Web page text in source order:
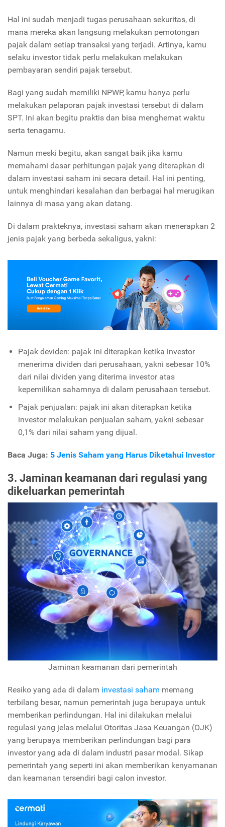
Hal ini sudah menjadi tugas perusahaan sekuritas, di
mana mereka akan langsung melakukan pemotongan
pajak dalam setiap transaksi yang terjadi. Artinya, kamu
selaku investor tidak perlu melakukan melakukan
pembayaran sendiri pajak tersebut.
Bagi yang sudah memiliki NPWP, kamu hanya perlu
melakukan pelaporan pajak investasi tersebut di dalam
SPT. Ini akan begitu praktis dan bisa menghemat waktu
serta tenagamu.
Namun meski begitu, akan sangat baik jika kamu
memahami dasar perhitungan pajak yang diterapkan di
dalam investasi saham ini secara detail. Hal ini penting,
untuk menghindari kesalahan dan berbagai hal merugikan
lainnya di masa yang akan datang.
Di dalam prakteknya, investasi saham akan menerapkan 2
jenis pajak yang berbeda sekaligus, yakni:
Pajak deviden: pajak ini diterapkan ketika investor
menerima dividen dari perusahaan, yakni sebesar 10%
dari nilai dividen yang diterima investor atas
kepemilikan sahamnya di dalam perusahaan tersebut.
Pajak penjualan: pajak ini akan diterapkan ketika
investor melakukan penjualan saham, yakni sebesar
0,1% dari nilai saham yang dijual.
Baca Juga: 5 Jenis Saham yang Harus Diketahui Investor
3. Jaminan keamanan dari regulasi yang
dikeluarkan pemerintah
Jaminan keamanan dari pemerintah
Resiko yang ada di dalam investasi saham memang
terbilang besar, namun pemerintah juga berupaya untuk
memberikan perlindungan. Hal ini dilakukan melalui
regulasi yang jelas melalui Otoritas Jasa Keuangan (OJK)
yang berupaya memberikan perlindungan bagi para
investor yang ada di dalam industri pasar modal. Sikap
pemerintah yang seperti ini akan memberikan kenyamanan
dan keamanan tersendiri bagi calon investor.